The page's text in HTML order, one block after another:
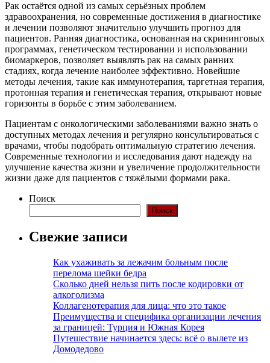
Рак остаётся одной из самых серьёзных проблем
здравоохранения, но современные достижения в диагностике
и лечении позволяют значительно улучшить прогноз для
пациентов. Ранняя диагностика, основанная на скрининговых
программах, генетическом тестировании и использовании
биомаркеров, позволяет выявлять рак на самых ранних
стадиях, когда лечение наиболее эффективно. Новейшие
методы лечения, такие как иммунотерапия, таргетная терапия,
протонная терапия и генетическая терапия, открывают новые
горизонты в борьбе с этим заболеванием.
Пациентам с онкологическими заболеваниями важно знать о
доступных методах лечения и регулярно консультироваться с
врачами, чтобы подобрать оптимальную стратегию лечения.
Современные технологии и исследования дают надежду на
улучшение качества жизни и увеличение продолжительности
жизни даже для пациентов с тяжёлыми формами рака.
Поиск
Поиск
Свежие записи
Как ухаживать за лежачим больным после
перелома шейки бедра
Сколько дней нельзя пить после кодировки от
алкоголизма
Коллагенотерапия для лица: что это такое
Преимущества и специфика организации лечения
за границей: Турция и Южная Корея
Путешествие начинается здесь: всё о вылете из
Домодедово